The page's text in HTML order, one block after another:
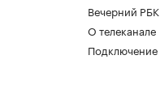
Вечерний РБК
О телеканале
Подключение